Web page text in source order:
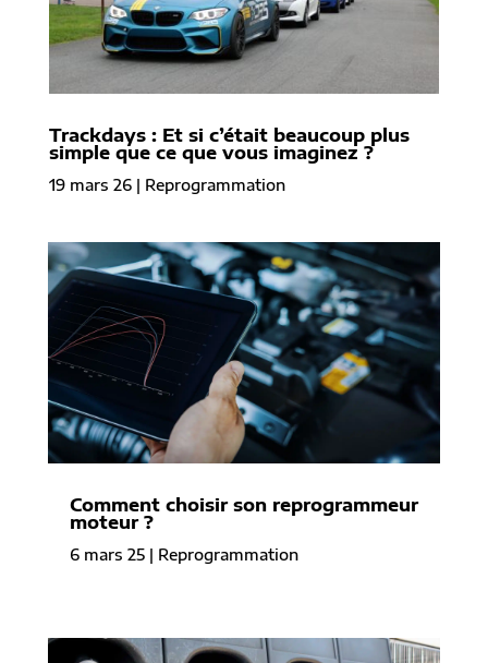
Trackdays : Et si c’était beaucoup plus
simple que ce que vous imaginez ?
19 mars 26| Reprogrammation
Comment choisir son reprogrammeur
moteur ?
6 mars 25| Reprogrammation